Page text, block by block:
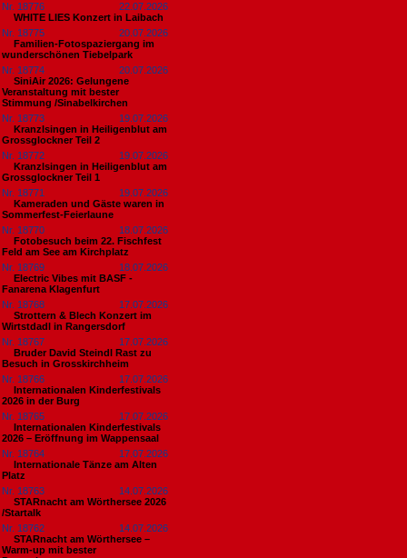
Nr. 18776
22.07.2026
WHITE LIES Konzert in Laibach
Nr. 18775
20.07.2026
Familien-Fotospaziergang im
wunderschönen Tiebelpark
Nr. 18774
20.07.2026
SiniAir 2026: Gelungene
Veranstaltung mit bester
Stimmung /Sinabelkirchen
Nr. 18773
19.07.2026
Kranzlsingen in Heiligenblut am
Grossglockner Teil 2
Nr. 18772
19.07.2026
Kranzlsingen in Heiligenblut am
Grossglockner Teil 1
Nr. 18771
19.07.2026
Kameraden und Gäste waren in
Sommerfest-Feierlaune
Nr. 18770
18.07.2026
Fotobesuch beim 22. Fischfest
Feld am See am Kirchplatz
Nr. 18769
18.07.2026
Electric Vibes mit BASF -
Fanarena Klagenfurt
Nr. 18768
17.07.2026
Strottern & Blech Konzert im
Wirtstdadl in Rangersdorf
Nr. 18767
17.07.2026
Bruder David Steindl Rast zu
Besuch in Grosskirchheim
Nr. 18766
17.07.2026
Internationalen Kinderfestivals
2026 in der Burg
Nr. 18765
17.07.2026
Internationalen Kinderfestivals
2026 – Eröffnung im Wappensaal
Nr. 18764
17.07.2026
Internationale Tänze am Alten
Platz
Nr. 18763
14.07.2026
STARnacht am Wörthersee 2026
/Startalk
Nr. 18762
14.07.2026
STARnacht am Wörthersee –
Warm-up mit bester